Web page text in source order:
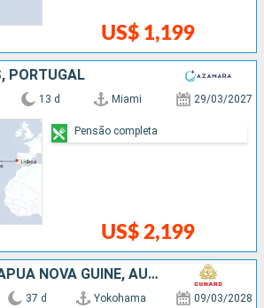
US$ 1,199
PORTUGAL
13 d Miami 29/03/2027
US$ 2,199
Pensão completa
JAPÃO, TONGA, PAPUA NOVA GUINÉ, AUSTRÁLIA, FRANCIA, ESTADOS UNIDOS
37 d Yokohama 09/03/2028